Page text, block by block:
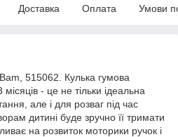
Доставка Оплата Умови
515062. Кулька гумова
- це не тільки ідеальна
але і для розваг під час
дитині буде зручно її тримати
на розвиток моторики ручок і